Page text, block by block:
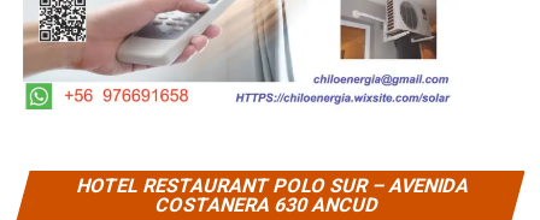
HOTEL RESTAURANT POLO SUR – AVENIDA
COSTANERA 630 ANCUD